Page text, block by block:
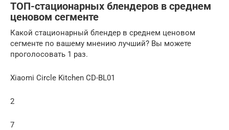
ТОП-стационарных блендеров в среднем
ценовом сегменте
Какой стационарный блендер в среднем ценовом
сегменте по вашему мнению лучший? Вы можете
проголосовать 1 раз.
Xiaomi Circle Kitchen CD-BL01
2
7